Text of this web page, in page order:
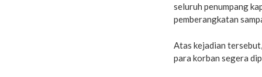
seluruh penumpang
pemberangkatan
Atas kejadian
para korban segera